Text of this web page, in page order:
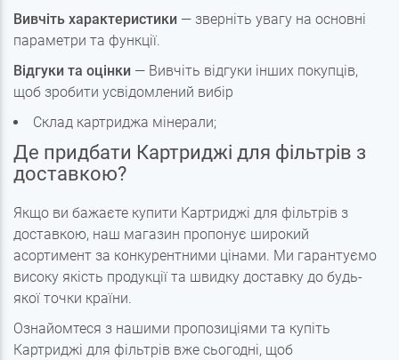
Вивчіть характеристики — зверніть увагу на основні
параметри та функції.
Відгуки та оцінки — Вивчіть відгуки інших покупців,
щоб зробити усвідомлений вибір
Склад картриджа мінерали;
Де придбати Картриджі для фільтрів з
доставкою?
Якщо ви бажаєте купити Картриджі для фільтрів з
доставкою, наш магазин пропонує широкий
асортимент за конкурентними цінами. Ми гарантуємо
високу якість продукції та швидку доставку до будь-
якої точки країни.
Ознайомтеся з нашими пропозиціями та купіть
Картриджі для фільтрів вже сьогодні, щоб